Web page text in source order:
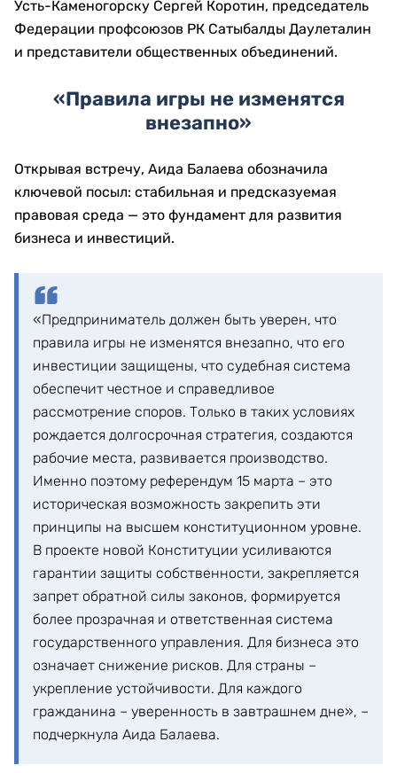
Усть-Каменогорску Сергей Коротин, председатель
Федерации профсоюзов РК Сатыбалды Даулеталин
и представители общественных объединений.
«Правила игры не изменятся
внезапно»
Открывая встречу, Аида Балаева обозначила
ключевой посыл: стабильная и предсказуемая
правовая среда — это фундамент для развития
бизнеса и инвестиций.
«Предприниматель должен быть уверен, что
правила игры не изменятся внезапно, что его
инвестиции защищены, что судебная система
обеспечит честное и справедливое
рассмотрение споров. Только в таких условиях
рождается долгосрочная стратегия, создаются
рабочие места, развивается производство.
Именно поэтому референдум 15 марта – это
историческая возможность закрепить эти
принципы на высшем конституционном уровне.
В проекте новой Конституции усиливаются
гарантии защиты собственности, закрепляется
запрет обратной силы законов, формируется
более прозрачная и ответственная система
государственного управления. Для бизнеса это
означает снижение рисков. Для страны –
укрепление устойчивости. Для каждого
гражданина – уверенность в завтрашнем дне», –
подчеркнула Аида Балаева.